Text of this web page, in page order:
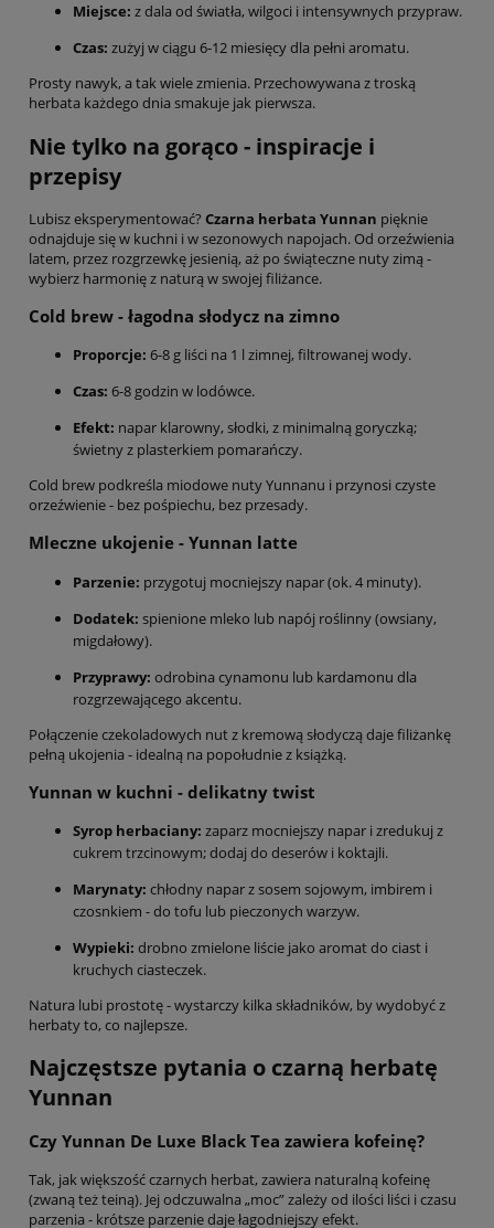
Miejsce: z dala od światła, wilgoci i intensywnych przypraw.
Czas: zużyj w ciągu 6-12 miesięcy dla pełni aromatu.
Prosty nawyk, a tak wiele zmienia. Przechowywana z troską
herbata każdego dnia smakuje jak pierwsza.
Nie tylko na gorąco - inspiracje i
przepisy
Lubisz eksperymentować? Czarna herbata Yunnan pięknie
odnajduje się w kuchni i w sezonowych napojach. Od orzeźwienia
latem, przez rozgrzewkę jesienią, aż po świąteczne nuty zimą -
wybierz harmonię z naturą w swojej filiżance.
Cold brew - łagodna słodycz na zimno
Proporcje: 6-8 g liści na 1 l zimnej, filtrowanej wody.
Czas: 6-8 godzin w lodówce.
Efekt: napar klarowny, słodki, z minimalną goryczką;
świetny z plasterkiem pomarańczy.
Cold brew podkreśla miodowe nuty Yunnanu i przynosi czyste
orzeźwienie - bez pośpiechu, bez przesady.
Mleczne ukojenie - Yunnan latte
Parzenie: przygotuj mocniejszy napar (ok. 4 minuty).
Dodatek: spienione mleko lub napój roślinny (owsiany,
migdałowy).
Przyprawy: odrobina cynamonu lub kardamonu dla
rozgrzewającego akcentu.
Połączenie czekoladowych nut z kremową słodyczą daje filiżankę
pełną ukojenia - idealną na popołudnie z książką.
Yunnan w kuchni - delikatny twist
Syrop herbaciany: zaparz mocniejszy napar i zredukuj z
cukrem trzcinowym; dodaj do deserów i koktajli.
Marynaty: chłodny napar z sosem sojowym, imbirem i
czosnkiem - do tofu lub pieczonych warzyw.
Wypieki: drobno zmielone liście jako aromat do ciast i
kruchych ciasteczek.
Natura lubi prostotę - wystarczy kilka składników, by wydobyć z
herbaty to, co najlepsze.
Najczęstsze pytania o czarną herbatę
Yunnan
Czy Yunnan De Luxe Black Tea zawiera kofeinę?
Tak, jak większość czarnych herbat, zawiera naturalną kofeinę
(zwaną też teiną). Jej odczuwalna „moc” zależy od ilości liści i czasu
parzenia - krótsze parzenie daje łagodniejszy efekt.